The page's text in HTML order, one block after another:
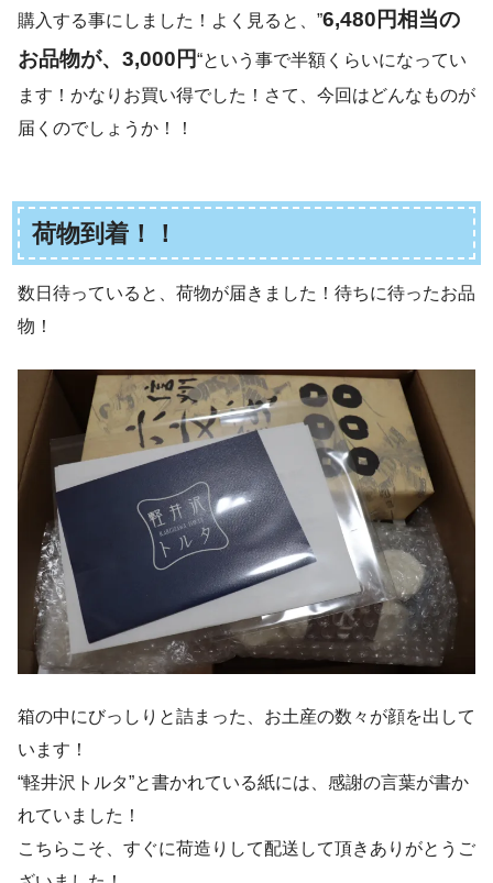
購入する事にしました！よく見ると、”6,480円相当の
お品物が、3,000円“という事で半額くらいになってい
ます！かなりお買い得でした！ さて、今回はどんなものが
届くのでしょうか！！
荷物到着！！
数日待っていると、荷物が届きました！待ちに待ったお品
物！
箱の中にびっしりと詰まった、お土産の数々が顔を出して
います！
“軽井沢トルタ”と書かれている紙には、感謝の言葉が書か
れていました！
こちらこそ、すぐに荷造りして配送して頂きありがとうご